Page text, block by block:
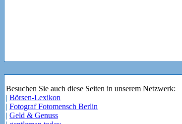
Besuchen Sie auch diese Seiten in unserem Netzwerk:
| Börsen-Lexikon
| Fotograf Fotomensch Berlin
| Geld & Genuss